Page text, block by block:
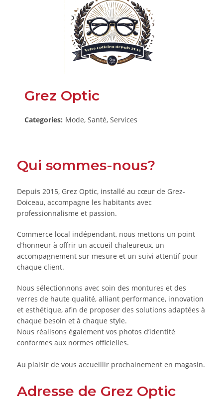
Grez Optic
Categories: Mode, Santé, Services
Qui sommes-nous?
Depuis 2015, Grez Optic, installé au cœur de Grez-
Doiceau, accompagne les habitants avec
professionnalisme et passion.
Commerce local indépendant, nous mettons un point
d’honneur à offrir un accueil chaleureux, un
accompagnement sur mesure et un suivi attentif pour
chaque client.
Nous sélectionnons avec soin des montures et des
verres de haute qualité, alliant performance, innovation
et esthétique, afin de proposer des solutions adaptées à
chaque besoin et à chaque style.
Nous réalisons également vos photos d’identité
conformes aux normes officielles.
Au plaisir de vous accueillir prochainement en magasin.
Adresse de Grez Optic